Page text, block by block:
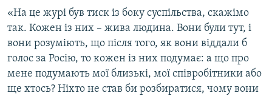
Усі сайти RFE/RL
«На це журі був тиск із боку суспільства, скажімо
так. Кожен із них – жива людина. Вони були тут, і
вони розуміють, що після того, як вони віддали б
голос за Росію, то кожен із них подумає: а що про
мене подумають мої близькі, мої співробітники або
ще хтось? Ніхто не став би розбиратися, чому вони